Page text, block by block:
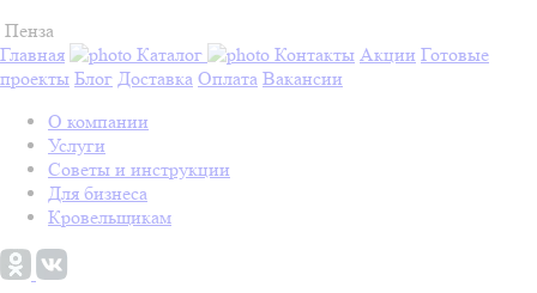
Пенза
Главная
Каталог Контакты Акции Готовые
проекты Блог Доставка Оплата Вакансии
О компании
Услуги
Советы и инструкции
Для бизнеса
Кровельщикам